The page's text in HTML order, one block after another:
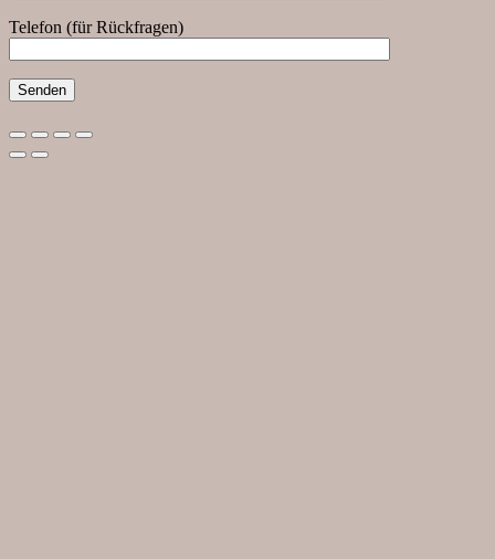
Telefon (für Rückfragen)